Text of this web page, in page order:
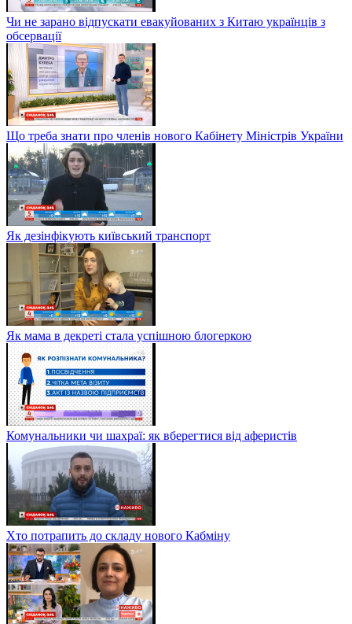
Чи не зарано відпускати евакуйованих з Китаю українців з
обсервації
Що треба знати про членів нового Кабінету Міністрів України
Як дезінфікують київський транспорт
Як мама в декреті стала успішною блогеркою
Комунальники чи шахраї: як вберегтися від аферистів
Хто потрапить до складу нового Кабміну